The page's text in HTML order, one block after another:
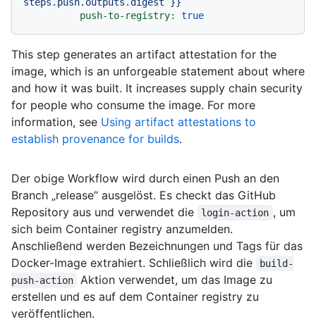
push-to-registry:
true
This step generates an artifact attestation for the
image, which is an unforgeable statement about where
and how it was built. It increases supply chain security
for people who consume the image. For more
information, see Using artifact attestations to
establish provenance for builds.
Der obige Workflow wird durch einen Push an den
Branch „release“ ausgelöst. Es checkt das GitHub
Repository aus und verwendet die
login-action , um
sich beim Container registry anzumelden.
Anschließend werden Bezeichnungen und Tags für das
Docker-Image extrahiert. Schließlich wird die
build-
push-action
Aktion verwendet, um das Image zu
erstellen und es auf dem Container registry zu
veröffentlichen.